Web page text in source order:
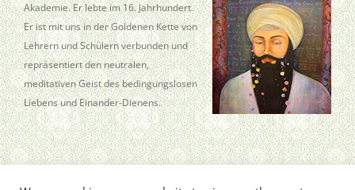
Akademie. Er lebte im 16. Jahrhundert.
Er ist mit uns in der Goldenen Kette von
Lehrern und Schülern verbunden und
repräsentiert den neutralen,
meditativen Geist des bedingungslosen
Liebens und Einander-Dienens.